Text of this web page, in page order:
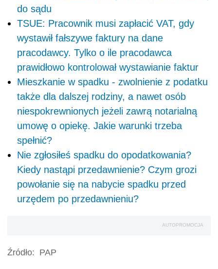
do sądu
TSUE: Pracownik musi zapłacić VAT, gdy
wystawił fałszywe faktury na dane
pracodawcy. Tylko o ile pracodawca
prawidłowo kontrolował wystawianie faktur
Mieszkanie w spadku - zwolnienie z podatku
także dla dalszej rodziny, a nawet osób
niespokrewnionych jeżeli zawrą notarialną
umowę o opiekę. Jakie warunki trzeba
spełnić?
Nie zgłosiłeś spadku do opodatkowania?
Kiedy nastąpi przedawnienie? Czym grozi
powołanie się na nabycie spadku przed
urzędem po przedawnieniu?
AUTOPROMOCJA
Źródło: PAP